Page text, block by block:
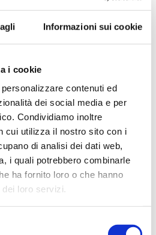
Informazioni sui cookie
i cookie
contenuti ed
dei social media e per
Condividiamo inoltre
cui utilizza il nostro sito con i
di analisi dei dati web,
i quali potrebbero combinarle
ha fornito loro o che hanno
loro servizi.